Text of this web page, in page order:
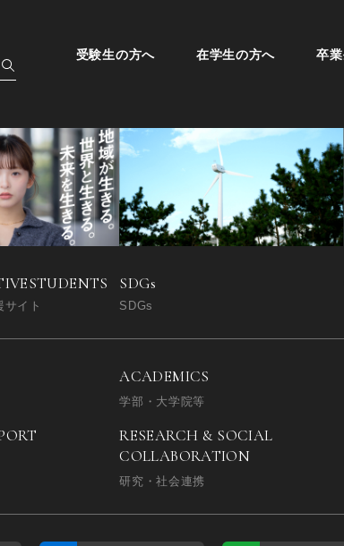
受験生の方へ 在学生の方へ 卒
STUDENTS
サイト
SDGs
SDGs
ACADEMICS
学部・大学院等
RESEARCH & SOCIAL
COLLABORATION
研究・社会連携